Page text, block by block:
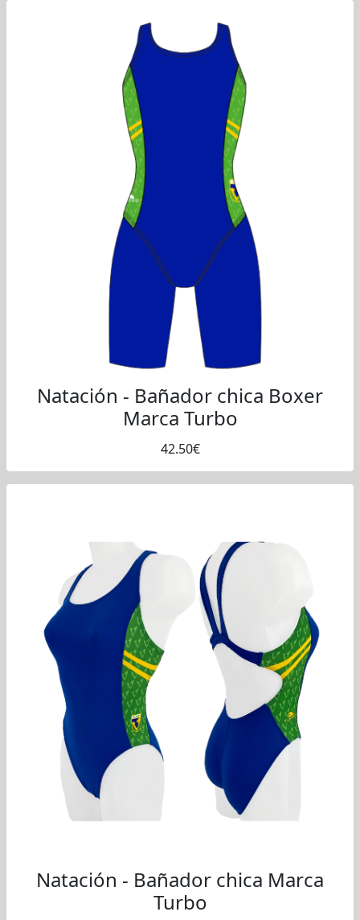
Natación - Bañador chica Boxer
Marca Turbo
42.50€
Natación - Bañador chica Marca
Turbo